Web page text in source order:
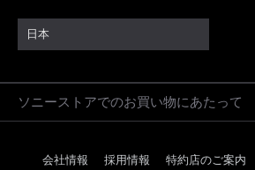
日本
ソニーストアでのお買い物にあたって
会社情報 採用情報 特約店のご案内